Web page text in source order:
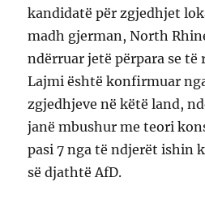
kandidatë për zgjedhjet
madh gjerman, North
ndërruar jetë përpara se
Lajmi është konfirmuar
zgjedhjeve në këtë land,
janë mbushur me teori
pasi 7 nga të ndjerët ishin
së djathtë AfD.